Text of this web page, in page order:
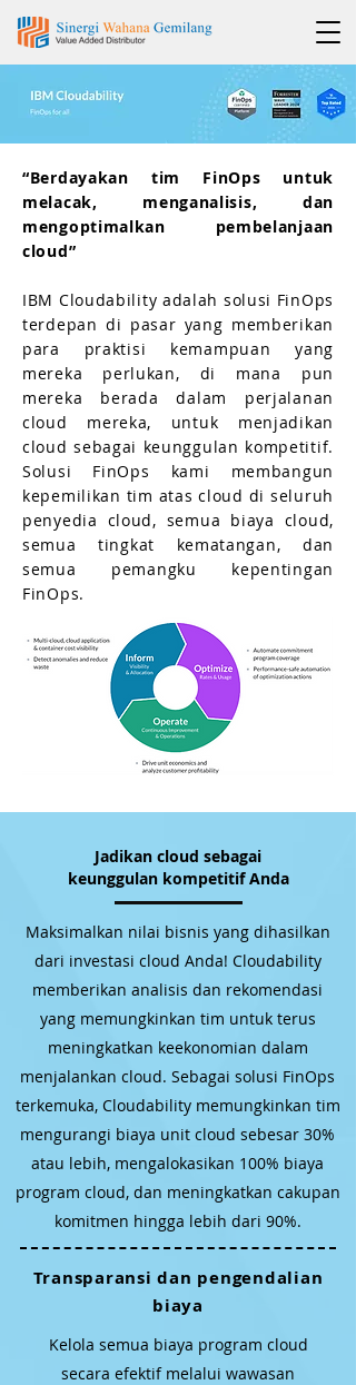
“Berdayakan tim FinOps untuk
melacak, menganalisis, dan
mengoptimalkan pembelanjaan
cloud”
IBM Cloudability adalah solusi FinOps
terdepan di pasar yang memberikan
para praktisi kemampuan yang
mereka perlukan, di mana pun
mereka berada dalam perjalanan
cloud mereka, untuk menjadikan
cloud sebagai keunggulan kompetitif.
Solusi FinOps kami membangun
kepemilikan tim atas cloud di seluruh
penyedia cloud, semua biaya cloud,
semua tingkat kematangan, dan
semua pemangku kepentingan
FinOps.
Jadikan cloud sebagai
keunggulan kompetitif Anda
Maksimalkan nilai bisnis yang dihasilkan
dari investasi cloud Anda! Cloudability
memberikan analisis dan rekomendasi
yang memungkinkan tim untuk terus
meningkatkan keekonomian dalam
menjalankan cloud. Sebagai solusi FinOps
terkemuka, Cloudability memungkinkan tim
mengurangi biaya unit cloud sebesar 30%
atau lebih, mengalokasikan 100% biaya
program cloud, dan meningkatkan cakupan
komitmen hingga lebih dari 90%.
Transparansi dan pengendalian
biaya
Kelola semua biaya program cloud
secara efektif melalui wawasan